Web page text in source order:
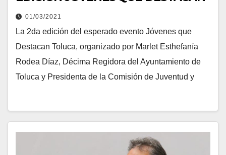
01/03/2021
La 2da edición del esperado evento Jóvenes que
Destacan Toluca, organizado por Marlet Esthefanía
Rodea Díaz, Décima Regidora del Ayuntamiento de
Toluca y Presidenta de la Comisión de Juventud y